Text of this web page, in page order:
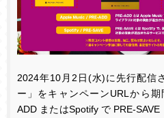
2024年10月 2 日(水)に先行配信
ー」をキャンペーンURL から期
ADD またはSpotify で PRE-SAVE